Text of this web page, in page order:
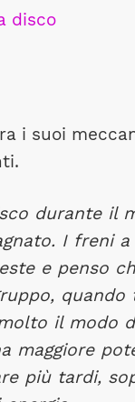
i suoi
durante il
I freni
e penso
il modo
maggiore
più tardi,